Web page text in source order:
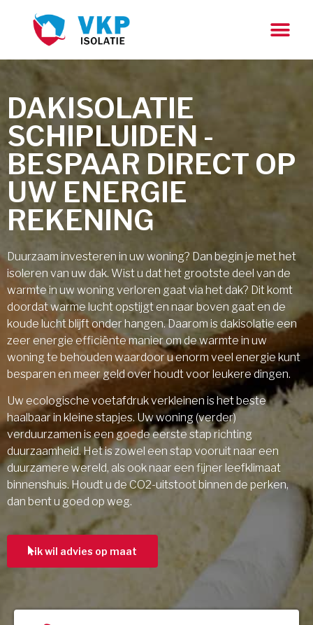
DAKISOLATIE
SCHIPLUIDEN -
BESPAAR DIRECT OP
UW ENERGIE
REKENING
Duurzaam investeren in uw woning? Dan begin je met het
isoleren van uw dak. Wist u dat het grootste deel van de
warmte in uw woning verloren gaat via het dak? Dit komt
doordat warme lucht opstijgt en naar boven gaat en de
koude lucht blijft onder hangen. Daarom is dakisolatie een
zeer energie efficiënte manier om de warmte in uw
woning te behouden waardoor u enorm veel energie kunt
besparen en meer geld over houdt voor leukere dingen.
Uw ecologische voetafdruk verkleinen is het beste
haalbaar in kleine stapjes. Uw woning (verder)
verduurzamen is een goede eerste stap richting
duurzaamheid. Het is zowel een stap vooruit naar een
duurzamere wereld, als ook naar een fijner leefklimaat
binnenshuis. Houdt u de CO2-uitstoot binnen de perken,
dan bent u goed op weg.
ik wil advies op maat